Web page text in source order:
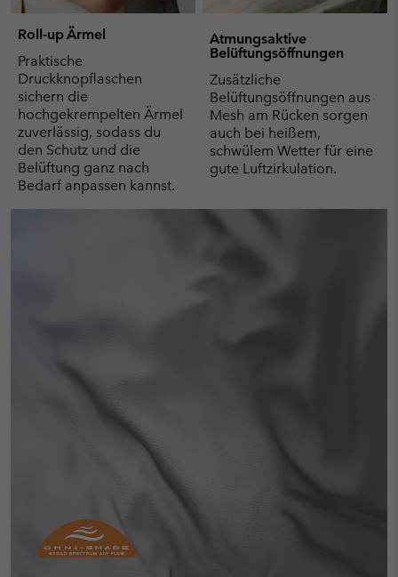
Roll-up Ärmel
Praktische
Druckknopflaschen
sichern die
hochgekrempelten Ärmel
zuverlässig, sodass du
den Schutz und die
Belüftung ganz nach
Bedarf anpassen kannst.
Atmungsaktive
Belüftungsöffnungen
Zusätzliche
Belüftungsöffnungen aus
Mesh am Rücken sorgen
auch bei heißem,
schwülem Wetter für eine
gute Luftzirkulation.